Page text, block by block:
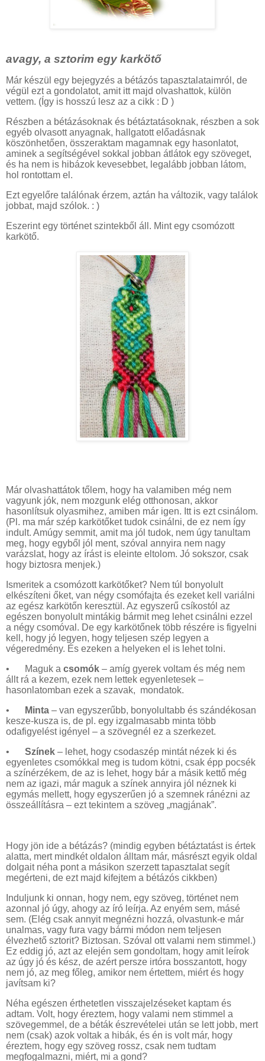
avagy, a sztorim egy karkötő
Már készül egy bejegyzés a bétázós tapasztalataimról, de
végül ezt a gondolatot, amit itt majd olvashattok, külön
vettem. (Így is hosszú lesz az a cikk : D )
Részben a bétázásoknak és bétáztatásoknak, részben a sok
egyéb olvasott anyagnak, hallgatott előadásnak
köszönhetően, összeraktam magamnak egy hasonlatot,
aminek a segítségével sokkal jobban átlátok egy szöveget,
és ha nem is hibázok kevesebbet, legalább jobban látom,
hol rontottam el.
Ezt egyelőre találónak érzem, aztán ha változik, vagy találok
jobbat, majd szólok. : )
Eszerint egy történet szintekből áll. Mint egy csomózott
karkötő.
Már olvashattátok tőlem, hogy ha valamiben még nem
vagyunk jók, nem mozgunk elég otthonosan, akkor
hasonlítsuk olyasmihez, amiben már igen. Itt is ezt csinálom.
(Pl. ma már szép karkötőket tudok csinálni, de ez nem így
indult. Amúgy semmit, amit ma jól tudok, nem úgy tanultam
meg, hogy egyből jól ment, szóval annyira nem nagy
varázslat, hogy az írást is eleinte eltolom. Jó sokszor, csak
hogy biztosra menjek.)
Ismeritek a csomózott karkötőket? Nem túl bonyolult
elkészíteni őket, van négy csomófajta és ezeket kell variálni
az egész karkötőn keresztül. Az egyszerű csíkostól az
egészen bonyolult mintákig bármit meg lehet csinálni ezzel
a négy csomóval. De egy karkötőnek több részére is figyelni
kell, hogy jó legyen, hogy teljesen szép legyen a
végeredmény. És ezeken a helyeken el is lehet tolni.
•
Maguk a csomók – amíg gyerek voltam és még nem
állt rá a kezem, ezek nem lettek egyenletesek –
hasonlatomban ezek a szavak, mondatok.
•
Minta – van egyszerűbb, bonyolultabb és szándékosan
kesze-kusza is, de pl. egy izgalmasabb minta több
odafigyelést igényel – a szövegnél ez a szerkezet.
•
Színek – lehet, hogy csodaszép mintát nézek ki és
egyenletes csomókkal meg is tudom kötni, csak épp pocsék
a színérzékem, de az is lehet, hogy bár a másik kettő még
nem az igazi, már maguk a színek annyira jól néznek ki
egymás mellett, hogy egyszerűen jó a szemnek ránézni az
összeállításra – ezt tekintem a szöveg „magjának”.
Hogy jön ide a bétázás? (mindig egyben bétáztatást is értek
alatta, mert mindkét oldalon álltam már, másrészt egyik oldal
dolgait néha pont a másikon szerzett tapasztalat segít
megérteni, de ezt majd kifejtem a bétázós cikkben)
Induljunk ki onnan, hogy nem, egy szöveg, történet nem
azonnal jó úgy, ahogy az író leírja. Az enyém sem, másé
sem. (Elég csak annyit megnézni hozzá, olvastunk-e már
unalmas, vagy fura vagy bármi módon nem teljesen
élvezhető sztorit? Biztosan. Szóval ott valami nem stimmel.)
Ez eddig jó, azt az elején sem gondoltam, hogy amit leírok
az úgy jó és kész, de azért persze irtóra bosszantott, hogy
nem jó, az meg főleg, amikor nem értettem, miért és hogy
javítsam ki?
Néha egészen érthetetlen visszajelzéseket kaptam és
adtam. Volt, hogy éreztem, hogy valami nem stimmel a
szövegemmel, de a béták észrevételei után se lett jobb, mert
nem (csak) azok voltak a hibák, és én is volt már, hogy
éreztem, hogy egy szöveg rossz, csak nem tudtam
megfogalmazni, miért, mi a gond?